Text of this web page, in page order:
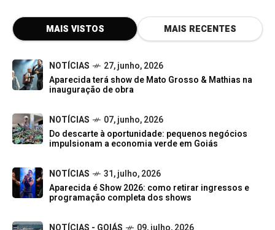
MAIS VISTOS MAIS RECENTES
NOTÍCIAS
27, junho, 2026
Aparecida terá show de Mato Grosso & Mathias na
inauguração de obra
NOTÍCIAS
07, junho, 2026
Do descarte à oportunidade: pequenos negócios
impulsionam a economia verde em Goiás
NOTÍCIAS
31, julho, 2026
Aparecida é Show 2026: como retirar ingressos e
programação completa dos shows